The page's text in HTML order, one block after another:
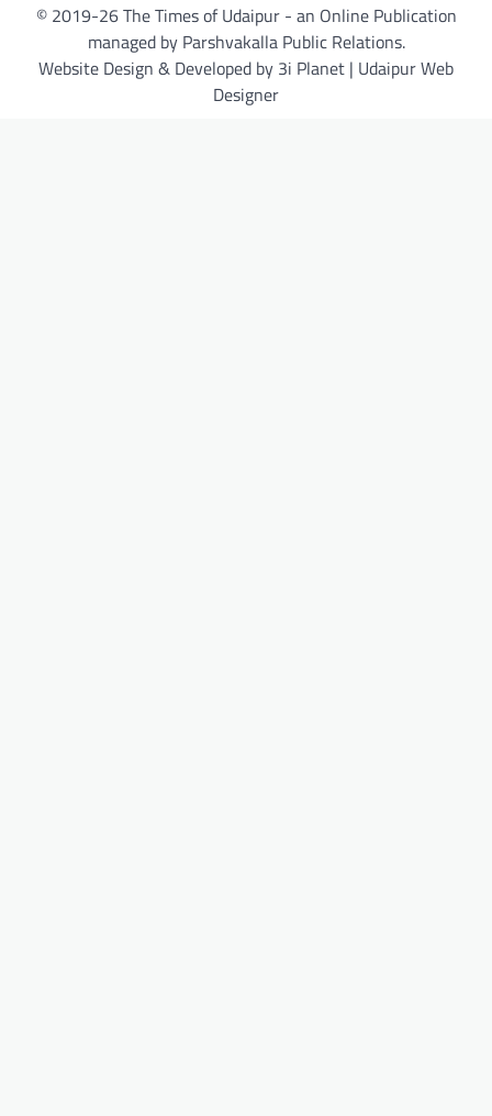
© 2019-26 The Times of Udaipur - an Online Publication
managed by Parshvakalla Public Relations.
Website Design & Developed by 3i Planet | Udaipur Web
Designer